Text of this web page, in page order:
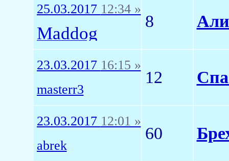
25.03.2017 12:34 »
Maddog
8
23.03.2017 16:15 »
masterr3
12
23.03.2017 12:01 »
abrek
60